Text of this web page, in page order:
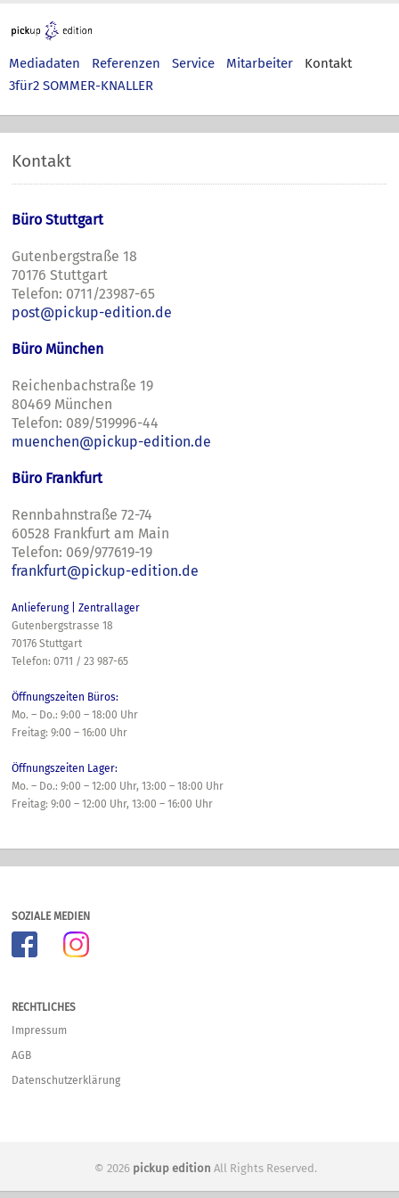
Mediadaten Referenzen Service Mitarbeiter
Kontakt
3für2 SOMMER-KNALLER
Kontakt
Büro Stuttgart
Gutenbergstraße 18
70176 Stuttgart
Telefon: 0711/23987-65
post@pickup-edition.de
Büro München
Reichenbachstraße 19
80469 München
Telefon: 089/519996-44
muenchen@pickup-edition.de
Büro Frankfurt
Rennbahnstraße 72-74
60528 Frankfurt am Main
Telefon: 069/977619-19
frankfurt@pickup-edition.de
Anlieferung | Zentrallager
Gutenbergstrasse 18
70176 Stuttgart
Telefon: 0711 / 23 987-65
Öffnungszeiten Büros:
Mo. – Do.: 9:00 – 18:00 Uhr
Freitag: 9:00 – 16:00 Uhr
Öffnungszeiten Lager:
Mo. – Do.: 9:00 – 12:00 Uhr, 13:00 – 18:00 Uhr
Freitag: 9:00 – 12:00 Uhr, 13:00 – 16:00 Uhr
SOZIALE MEDIEN
RECHTLICHES
Impressum
AGB
Datenschutzerklärung
© 2026 pickup edition All Rights Reserved.